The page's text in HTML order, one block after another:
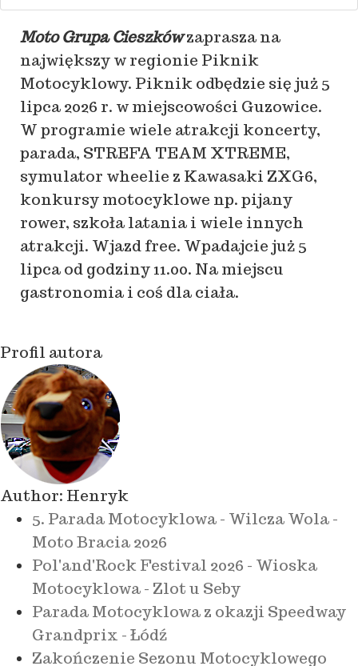
Moto Grupa Cieszkówzaprasza na
największy w regionie Piknik
Motocyklowy. Piknik odbędzie się już 5
lipca 2026 r. w miejscowości Guzowice.
W programie wiele atrakcji koncerty,
parada, STREFA TEAM XTREME,
symulator wheelie z Kawasaki ZXG6,
konkursy motocyklowe np. pijany
rower, szkoła latania i wiele innych
atrakcji. Wjazd free. Wpadajcie już 5
lipca od godziny 11.00. Na miejscu
gastronomia i coś dla ciała.
Profil autora
Author: Henryk
5. Parada Motocyklowa - Wilcza Wola -
Moto Bracia 2026
Pol'and'Rock Festival 2026 - Wioska
Motocyklowa - Zlot u Seby
Parada Motocyklowa z okazji Speedway
Grandprix - Łódź
Zakończenie Sezonu Motocyklowego